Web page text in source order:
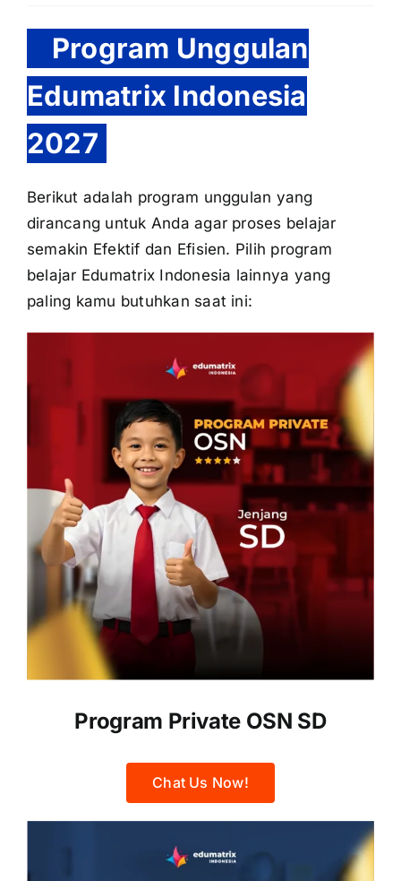
Program Unggulan
Edumatrix Indonesia
2027
Berikut adalah program unggulan yang
dirancang untuk Anda agar proses belajar
semakin Efektif dan Efisien. Pilih program
belajar Edumatrix Indonesia lainnya yang
paling kamu butuhkan saat ini:
Program Private OSN SD
Chat Us Now!